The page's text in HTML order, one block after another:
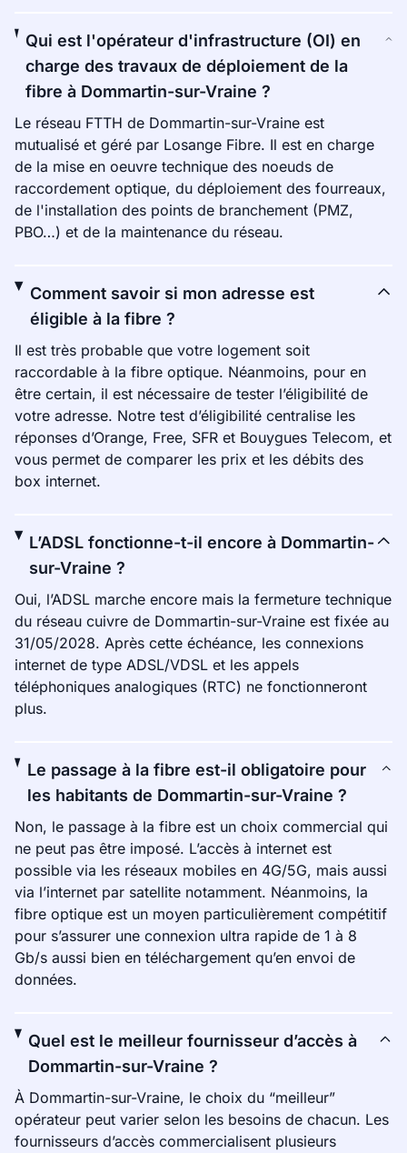
Qui est l'opérateur d'infrastructure (OI) en
charge des travaux de déploiement de la
fibre à Dommartin-sur-Vraine ?
Le réseau FTTH de Dommartin-sur-Vraine est
mutualisé et géré par Losange Fibre. Il est en charge
de la mise en oeuvre technique des noeuds de
raccordement optique, du déploiement des fourreaux,
de l'installation des points de branchement (PMZ,
PBO…) et de la maintenance du réseau.
Comment savoir si mon adresse est
éligible à la fibre ?
Il est très probable que votre logement soit
raccordable à la fibre optique. Néanmoins, pour en
être certain, il est nécessaire de tester l’éligibilité de
votre adresse. Notre test d’éligibilité centralise les
réponses d’Orange, Free, SFR et Bouygues Telecom, et
vous permet de comparer les prix et les débits des
box internet.
L’ADSL fonctionne-t-il encore à Dommartin-
sur-Vraine ?
Oui, l’ADSL marche encore mais la fermeture technique
du réseau cuivre de Dommartin-sur-Vraine est fixée au
31/05/2028. Après cette échéance, les connexions
internet de type ADSL/VDSL et les appels
téléphoniques analogiques (RTC) ne fonctionneront
plus.
Le passage à la fibre est-il obligatoire pour
les habitants de Dommartin-sur-Vraine ?
Non, le passage à la fibre est un choix commercial qui
ne peut pas être imposé. L’accès à internet est
possible via les réseaux mobiles en 4G/5G, mais aussi
via l’internet par satellite notamment. Néanmoins, la
fibre optique est un moyen particulièrement compétitif
pour s’assurer une connexion ultra rapide de 1 à 8
Gb/s aussi bien en téléchargement qu’en envoi de
données.
Quel est le meilleur fournisseur d’accès à
Dommartin-sur-Vraine ?
À Dommartin-sur-Vraine, le choix du “meilleur”
opérateur peut varier selon les besoins de chacun. Les
fournisseurs d’accès commercialisent plusieurs